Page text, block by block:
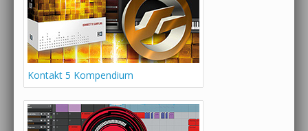
Kontakt 5 Kompendium